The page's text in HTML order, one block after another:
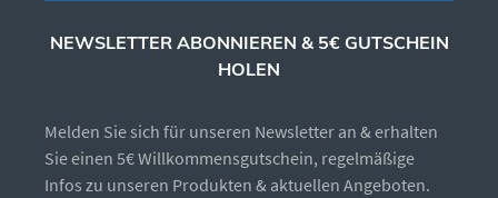
NEWSLETTER ABONNIEREN & 5€ GUTSCHEIN
HOLEN
Melden Sie sich für unseren Newsletter an & erhalten
Sie einen 5€ Willkommensgutschein, regelmäßige
Infos zu unseren Produkten & aktuellen Angeboten.